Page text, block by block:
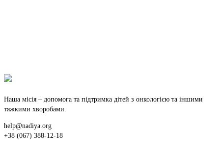
Наша місія – допомога та підтримка дітей з онкологією та іншими
тяжкими хворобами.
help@nadiya.org
+38 (067) 388-12-18